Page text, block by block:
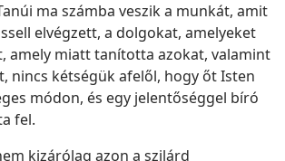
ma számba veszik a munkát, amit
elvégzett, a dolgokat, amelyeket
amely miatt tanította azokat, valamint
nincs kétségük afelől, hogy őt Isten
módon, és egy jelentőséggel bíró
fel.
kizárólag azon a szilárd